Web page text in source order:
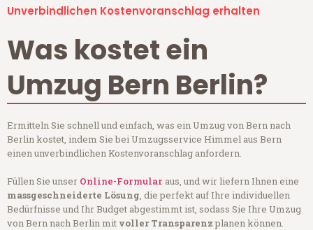
Unverbindlichen Kostenvoranschlag erhalten
Was kostet ein
Umzug Bern Berlin?
Ermitteln Sie schnell und einfach, was ein Umzug von Bern nach
Berlin kostet, indem Sie bei Umzugsservice Himmel aus Bern
einen unverbindlichen Kostenvoranschlag anfordern.
Füllen Sie unser Online-Formular aus, und wir liefern Ihnen eine
massgeschneiderte Lösung, die perfekt auf Ihre individuellen
Bedürfnisse und Ihr Budget abgestimmt ist, sodass Sie Ihre Umzug
von Bern nach Berlin mit voller Transparenzplanen können.